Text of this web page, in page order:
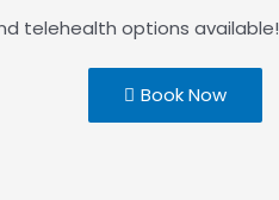
telehealth options available!
Book Now